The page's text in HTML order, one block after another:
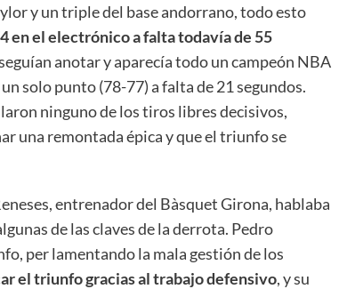
y un triple del base andorrano, todo esto
en el electrónico a falta todavía de 55
anotar y aparecía todo un campeón NBA
solo punto (78-77) a falta de 21 segundos.
ninguno de los tiros libres decisivos,
una remontada épica y que el triunfo se
entrenador del Bàsquet Girona, hablaba
de las claves de la derrota. Pedro
per lamentando la mala gestión de los
el triunfo gracias al trabajo defensivo, y su